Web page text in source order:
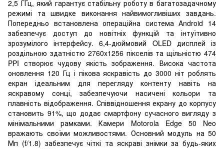
2,5 ГГц, який гарантує стабільну роботу в багатозадачному
режимі та швидке виконання найвимогливіших завдань.
Попередньо встановлена операційна система Android 14
забезпечує доступ до новітніх функцій та інтуїтивно
зрозумілого інтерфейсу. 6,4-дюймовий OLED дисплей із
роздільною здатністю 2760x1256 пікселів та щільністю 474
PPI створює чудову якість зображення. Висока частота
оновлення 120 Гц і пікова яскравість до 3000 ніт роблять
екран ідеальним для перегляду контенту навіть на
яскравому сонці, забезпечуючи насичені кольори та
плавність відображення. Співвідношення екрану до корпусу
становить 91%, що додає смартфону сучасного вигляду з
мінімальними рамками. Камери Motorola Edge 50 Neo
вражають своїми можливостями. Основний модуль на 50
Мп (f/1.8) забезпечує чіткі та яскраві знімки за будь-яких